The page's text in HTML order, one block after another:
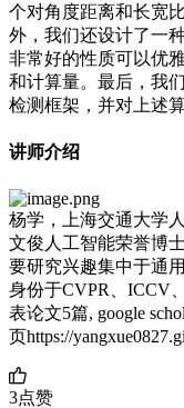
个对角度距离和长宽
外，我们还设计了一
非常好的性质可以优
和计算量。最后，我
检测框架，并对上述
讲师介绍
杨学，上海交通大学
文俊人工智能荣誉博
要研究兴趣集中于通
身份于CVPR、ICCV
表论文5篇, google
页https://
3点赞